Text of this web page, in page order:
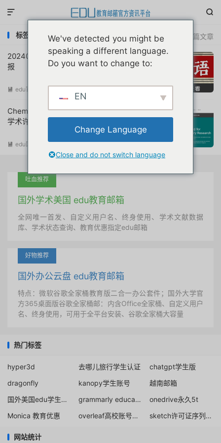


共 2 篇文章
标签：chemdraw专业版免费
20240126互联网教育优惠申请注册动态简
报
 edu官方简报
ChemDraw化学结构绘图必备软件专业版
学术许可证免费申请教程
 edu国外优惠 阅读(3240)
吐血推荐
国外学术美国 edu教育邮箱
全网唯一首发、自定义用户名、终身使用、学术文献数据
库、学术状态查询、教育优惠指定edu邮箱
好物推荐
国外办公云盘 edu教育邮箱
特点：微软谷歌全家桶教育版二合一办公套件；国外大学官
方365桌面版谷歌全家桶邮：内含Office全家桶、自定义用户
名、终身使用，可用于全平台安装、谷歌全家桶大容量
热门标签
hyper3d 去哪儿旅行学生认证
chatgpt学生版
dragonfly
kanopy学生账号
越南邮箱
国外美国edu学生教育邮箱免费申请注册
grammarly education code
onedrive永久5t
Monica 教育优惠
overleaf高校账号购买 sketch许可证序列号免费提供
网站统计
We've detected you might be
speaking a different language.
Do you want to change to:
EN
Change Language
Close and do not switch language